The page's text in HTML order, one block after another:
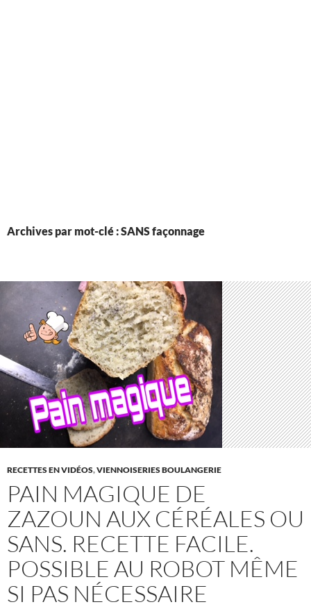
Archives par mot-clé : SANS façonnage
RECETTES EN VIDÉOS,VIENNOISERIES BOULANGERIE
PAIN MAGIQUE DE
ZAZOUN AUX CÉRÉALES OU
SANS. RECETTE FACILE.
POSSIBLE AU ROBOT MÊME
SI PAS NÉCESSAIRE